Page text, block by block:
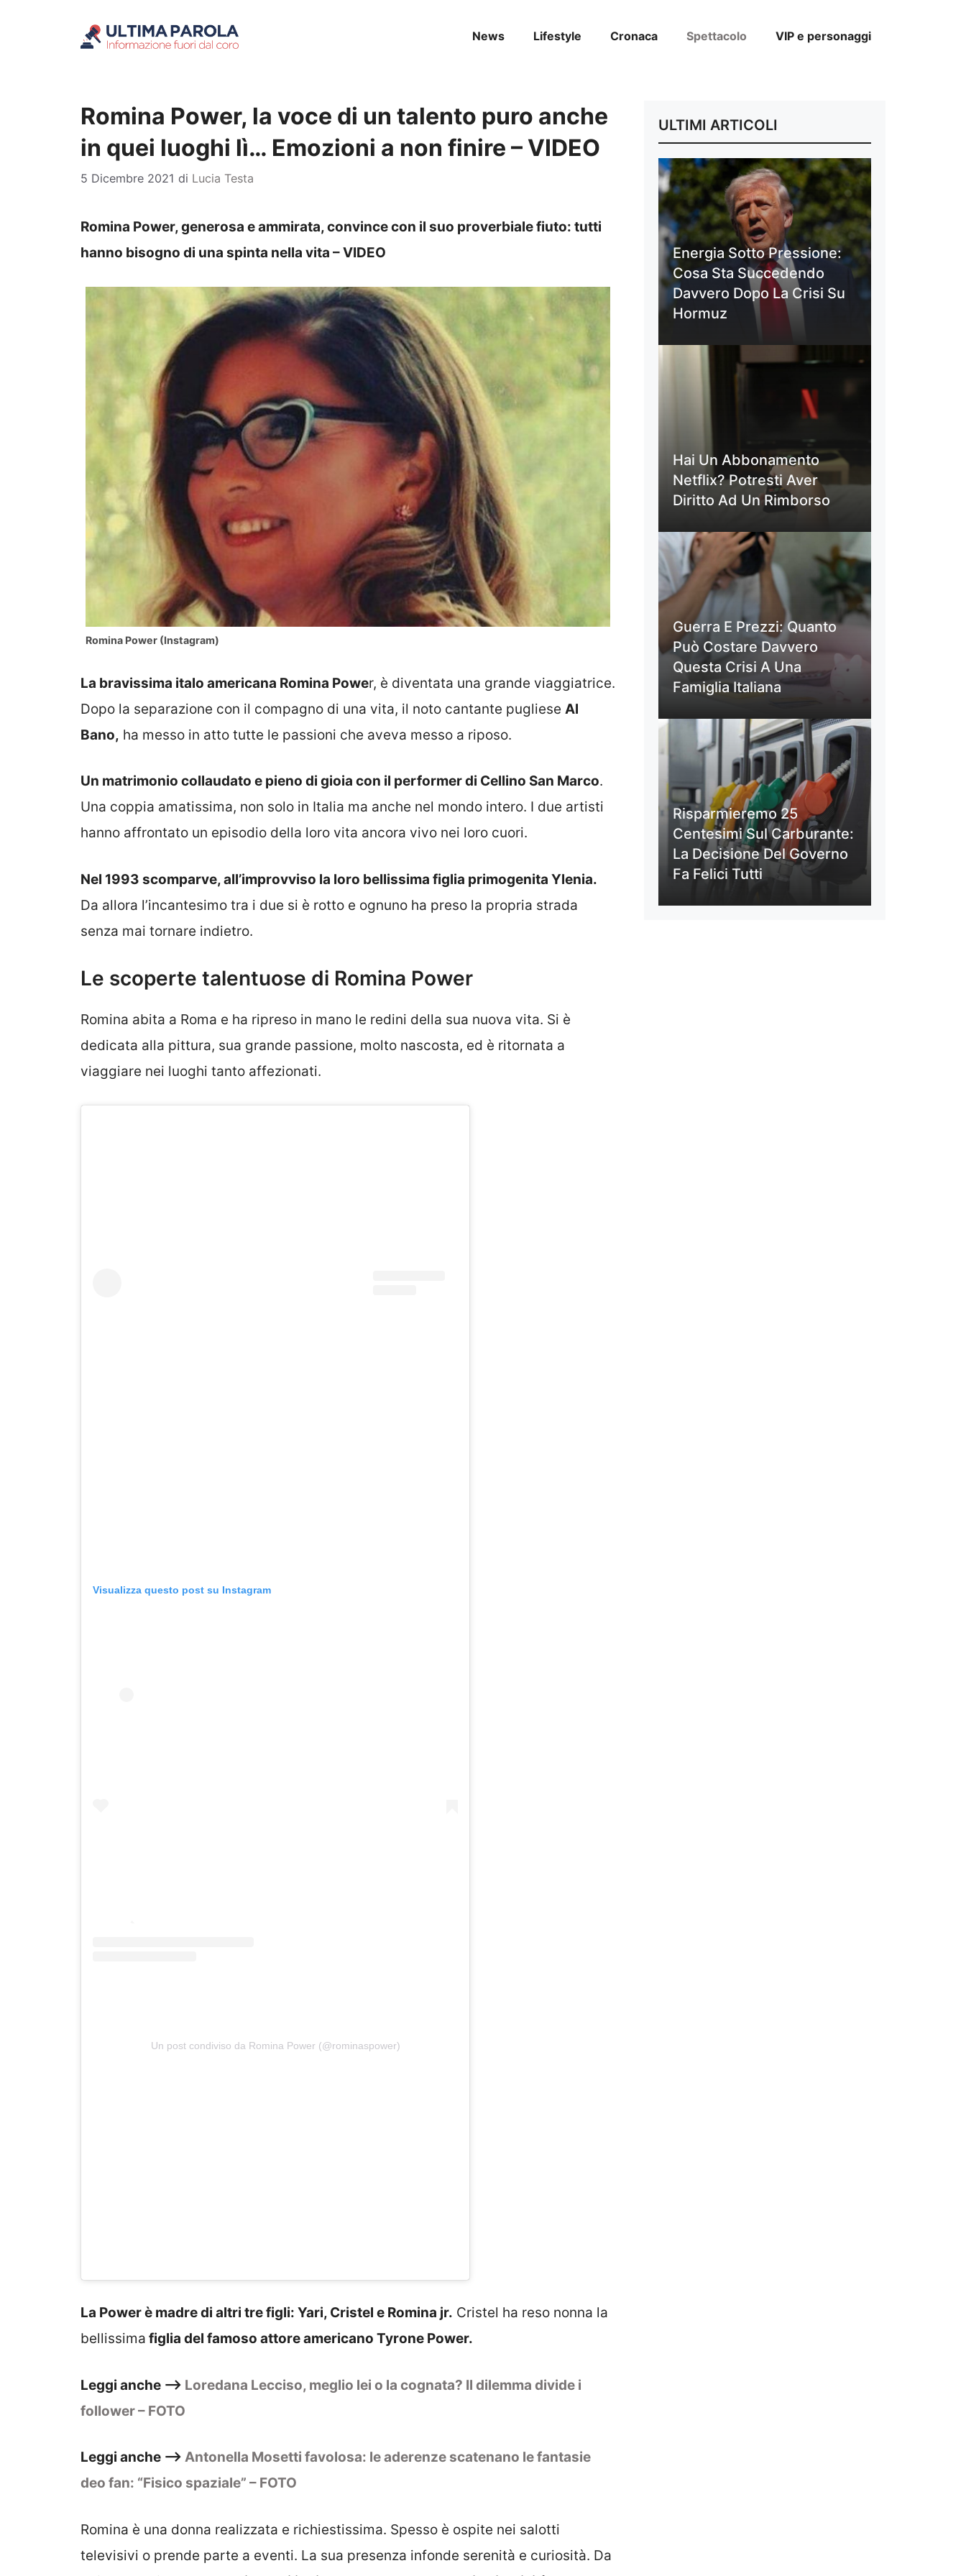
News Lifestyle Cronaca Spettacolo VIP e personaggi
Romina Power, la voce di un talento puro anche
in quei luoghi lì… Emozioni a non finire – VIDEO
5 Dicembre 2021 di Lucia Testa
Romina Power, generosa e ammirata, convince con il suo proverbiale fiuto: tutti
hanno bisogno di una spinta nella vita – VIDEO
Romina Power (Instagram)
La bravissima italo americana Romina Power, è diventata una grande viaggiatrice.
Dopo la separazione con il compagno di una vita, il noto cantante pugliese Al
Bano, ha messo in atto tutte le passioni che aveva messo a riposo.
Un matrimonio collaudato e pieno di gioia con il performer di Cellino San Marco.
Una coppia amatissima, non solo in Italia ma anche nel mondo intero. I due artisti
hanno affrontato un episodio della loro vita ancora vivo nei loro cuori.
Nel 1993 scomparve, all’improvviso la loro bellissima figlia primogenita Ylenia.
Da allora l’incantesimo tra i due si è rotto e ognuno ha preso la propria strada
senza mai tornare indietro.
Le scoperte talentuose di Romina Power
Romina abita a Roma e ha ripreso in mano le redini della sua nuova vita. Si è
dedicata alla pittura, sua grande passione, molto nascosta, ed è ritornata a
viaggiare nei luoghi tanto affezionati.
Visualizza questo post su Instagram
Un post condiviso da Romina Power (@rominaspower)
La Power è madre di altri tre figli: Yari, Cristel e Romina jr. Cristel ha reso nonna la
bellissima figlia del famoso attore americano Tyrone Power.
Leggi anche –> Loredana Lecciso, meglio lei o la cognata? Il dilemma divide i
follower – FOTO
Leggi anche –> Antonella Mosetti favolosa: le aderenze scatenano le fantasie
deo fan: “Fisico spaziale” – FOTO
Romina è una donna realizzata e richiestissima. Spesso è ospite nei salotti
televisivi o prende parte a eventi. La sua presenza infonde serenità e curiosità. Da
ULTIMI ARTICOLI
Energia Sotto Pressione:
Cosa Sta Succedendo
Davvero Dopo La Crisi Su
Hormuz
Hai Un Abbonamento
Netflix? Potresti Aver
Diritto Ad Un Rimborso
Guerra E Prezzi: Quanto
Può Costare Davvero
Questa Crisi A Una
Famiglia Italiana
Risparmieremo 25
Centesimi Sul Carburante:
La Decisione Del Governo
Fa Felici Tutti